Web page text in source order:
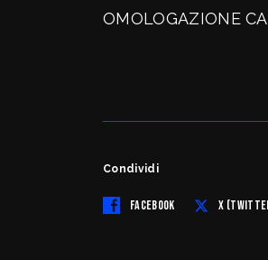
OMOLOGAZIONE
Condividi
FACEBOOK X